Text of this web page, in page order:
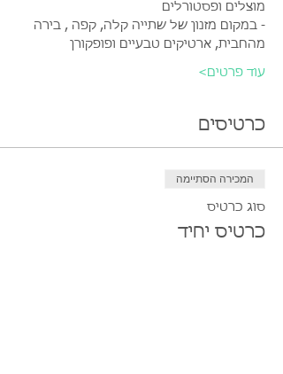
מוצלים ופסטורלים
- במקום מזנון של שתייה קלה, קפה , בירה
מהחבית, ארטיקים טבעיים ופופקורן
עוד פרטים>
כרטיסים
המכירה הסתיימה
סוג כרטיס
כרטיס יחיד